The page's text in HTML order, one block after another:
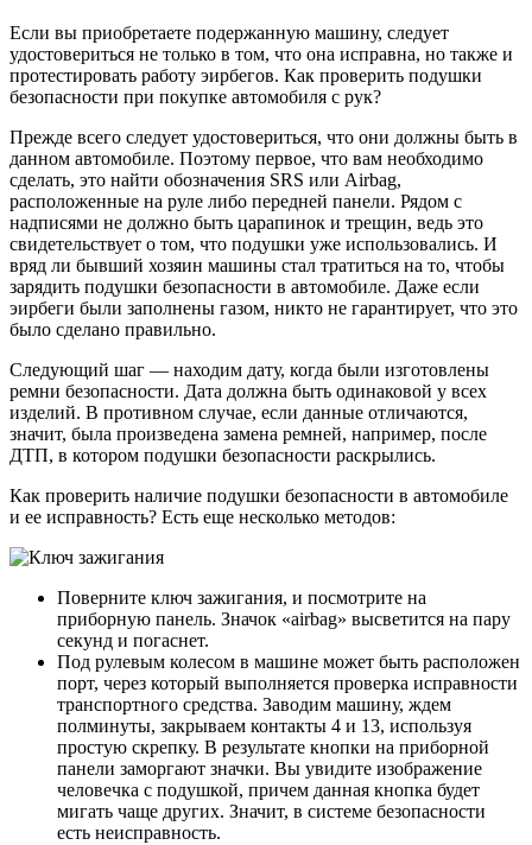
Если вы приобретаете подержанную машину, следует
удостовериться не только в том, что она исправна, но также и
протестировать работу эирбегов. Как проверить подушки
безопасности при покупке автомобиля с рук?
Прежде всего следует удостовериться, что они должны быть в
данном автомобиле. Поэтому первое, что вам необходимо
сделать, это найти обозначения SRS или Airbag,
расположенные на руле либо передней панели. Рядом с
надписями не должно быть царапинок и трещин, ведь это
свидетельствует о том, что подушки уже использовались. И
вряд ли бывший хозяин машины стал тратиться на то, чтобы
зарядить подушки безопасности в автомобиле. Даже если
эирбеги были заполнены газом, никто не гарантирует, что это
было сделано правильно.
Следующий шаг — находим дату, когда были изготовлены
ремни безопасности. Дата должна быть одинаковой у всех
изделий. В противном случае, если данные отличаются,
значит, была произведена замена ремней, например, после
ДТП, в котором подушки безопасности раскрылись.
Как проверить наличие подушки безопасности в автомобиле
и ее исправность? Есть еще несколько методов:
Поверните ключ зажигания, и посмотрите на
приборную панель. Значок «airbag» высветится на пару
секунд и погаснет.
Под рулевым колесом в машине может быть расположен
порт, через который выполняется проверка исправности
транспортного средства. Заводим машину, ждем
полминуты, закрываем контакты 4 и 13, используя
простую скрепку. В результате кнопки на приборной
панели заморгают значки. Вы увидите изображение
человечка с подушкой, причем данная кнопка будет
мигать чаще других. Значит, в системе безопасности
есть неисправность.